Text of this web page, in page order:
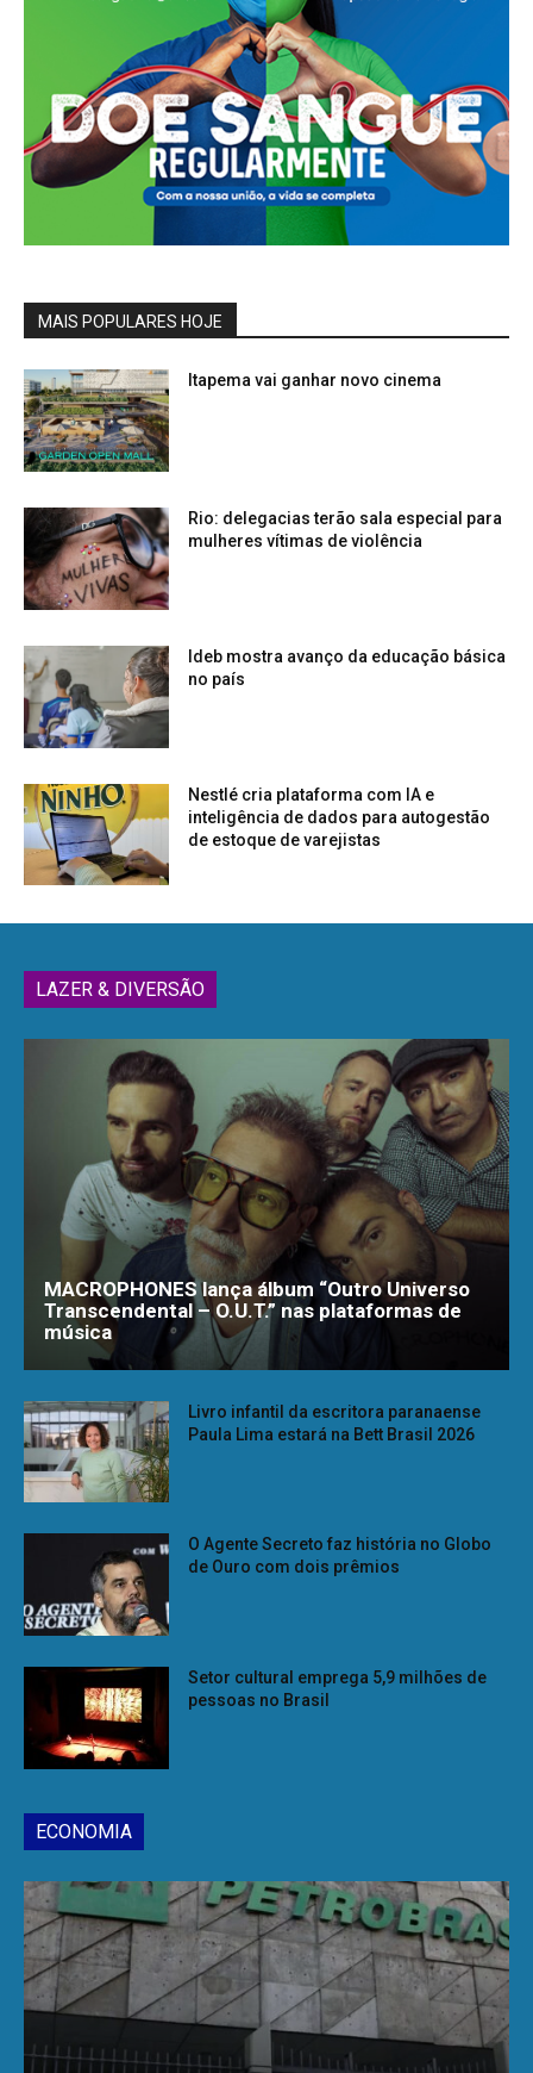
MAIS POPULARES HOJE
Itapema vai ganhar novo cinema
Rio: delegacias terão sala especial para
mulheres vítimas de violência
Ideb mostra avanço da educação básica
no país
Nestlé cria plataforma com IA e
inteligência de dados para autogestão
de estoque de varejistas
LAZER & DIVERSÃO
MACROPHONES lança álbum “Outro Universo
Transcendental – O.U.T.” nas plataformas de
música
Livro infantil da escritora paranaense
Paula Lima estará na Bett Brasil 2026
O Agente Secreto faz história no Globo
de Ouro com dois prêmios
Setor cultural emprega 5,9 milhões de
pessoas no Brasil
ECONOMIA